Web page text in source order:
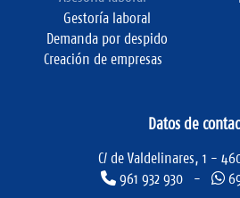
Gestoría laboral
Demanda por despido
Creación de empresas
Datos de
C/ de Valdelinares, 1 -
961 932 930 -